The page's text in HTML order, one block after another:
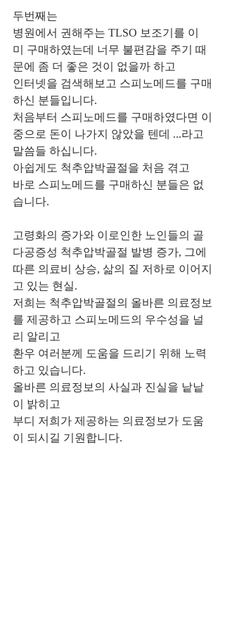
두번째는
병원에서 권해주는 TLSO 보조기를 이
미 구매하였는데 너무 불편감을 주기 때
문에 좀 더 좋은 것이 없을까 하고
인터넷을 검색해보고 스피노메드를 구매
하신 분들입니다.
처음부터 스피노메드를 구매하였다면 이
중으로 돈이 나가지 않았을 텐데 ...라고
말씀들 하십니다.
아쉽게도 척추압박골절을 처음 겪고
바로 스피노메드를 구매하신 분들은 없
습니다.
고령화의 증가와 이로인한 노인들의 골
다공증성 척추압박골절 발병 증가, 그에
따른 의료비 상승, 삶의 질 저하로 이어지
고 있는 현실.
저희는 척추압박골절의 올바른 의료정보
를 제공하고 스피노메드의 우수성을 널
리 알리고
환우 여러분께 도움을 드리기 위해 노력
하고 있습니다.
올바른 의료정보의 사실과 진실을 낱낱
이 밝히고
부디 저희가 제공하는 의료정보가 도움
이 되시길 기원합니다.